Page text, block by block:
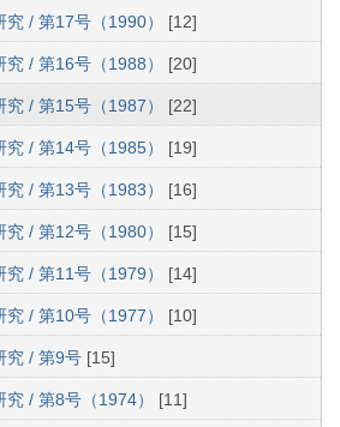
究 / 第17号（1990） [12]
究 / 第16号（1988） [20]
究 / 第15号（1987） [22]
究 / 第14号（1985） [19]
究 / 第13号（1983） [16]
究 / 第12号（1980） [15]
究 / 第11号（1979） [14]
究 / 第10号（1977） [10]
究 / 第9号 [15]
究 / 第8号（1974） [11]